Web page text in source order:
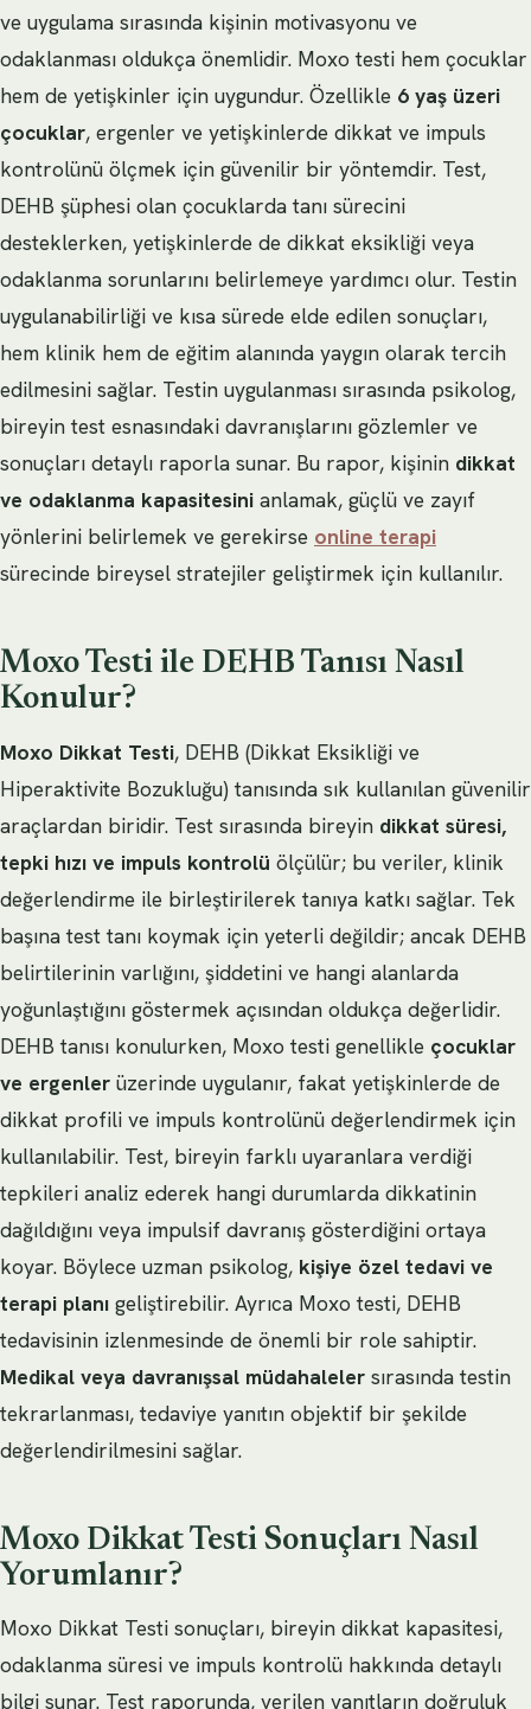
ve uygulama sırasında kişinin motivasyonu ve
odaklanması oldukça önemlidir. Moxo testi hem çocuklar
hem de yetişkinler için uygundur. Özellikle 6 yaş üzeri
çocuklar, ergenler ve yetişkinlerde dikkat ve impuls
kontrolünü ölçmek için güvenilir bir yöntemdir. Test,
DEHB şüphesi olan çocuklarda tanı sürecini
desteklerken, yetişkinlerde de dikkat eksikliği veya
odaklanma sorunlarını belirlemeye yardımcı olur. Testin
uygulanabilirliği ve kısa sürede elde edilen sonuçları,
hem klinik hem de eğitim alanında yaygın olarak tercih
edilmesini sağlar. Testin uygulanması sırasında psikolog,
bireyin test esnasındaki davranışlarını gözlemler ve
sonuçları detaylı raporla sunar. Bu rapor, kişinin dikkat
ve odaklanma kapasitesini anlamak, güçlü ve zayıf
yönlerini belirlemek ve gerekirse online terapi
sürecinde bireysel stratejiler geliştirmek için kullanılır.
Moxo Testi ile DEHB Tanısı Nasıl
Konulur?
Moxo Dikkat Testi, DEHB (Dikkat Eksikliği ve
Hiperaktivite Bozukluğu) tanısında sık kullanılan güvenilir
araçlardan biridir. Test sırasında bireyin dikkat süresi,
tepki hızı ve impuls kontrolü ölçülür; bu veriler, klinik
değerlendirme ile birleştirilerek tanıya katkı sağlar. Tek
başına test tanı koymak için yeterli değildir; ancak DEHB
belirtilerinin varlığını, şiddetini ve hangi alanlarda
yoğunlaştığını göstermek açısından oldukça değerlidir.
DEHB tanısı konulurken, Moxo testi genellikle çocuklar
ve ergenler üzerinde uygulanır, fakat yetişkinlerde de
dikkat profili ve impuls kontrolünü değerlendirmek için
kullanılabilir. Test, bireyin farklı uyaranlara verdiği
tepkileri analiz ederek hangi durumlarda dikkatinin
dağıldığını veya impulsif davranış gösterdiğini ortaya
koyar. Böylece uzman psikolog, kişiye özel tedavi ve
terapi planı geliştirebilir. Ayrıca Moxo testi, DEHB
tedavisinin izlenmesinde de önemli bir role sahiptir.
Medikal veya davranışsal müdahaleler sırasında testin
tekrarlanması, tedaviye yanıtın objektif bir şekilde
değerlendirilmesini sağlar.
Moxo Dikkat Testi Sonuçları Nasıl
Yorumlanır?
Moxo Dikkat Testi sonuçları, bireyin dikkat kapasitesi,
odaklanma süresi ve impuls kontrolü hakkında detaylı
bilgi sunar. Test raporunda, verilen yanıtların doğruluk